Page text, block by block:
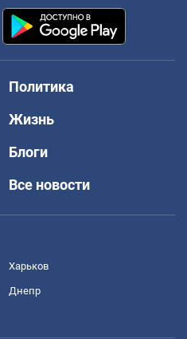
Политика
Жизнь
Блоги
Все новости
Харьков
Днепр